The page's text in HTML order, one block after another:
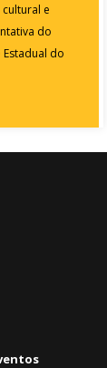
e
do
do